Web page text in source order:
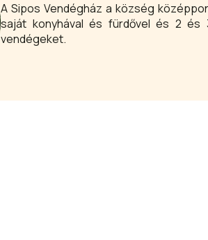
A Sipos Vendégház a község
saját konyhával és fürdővel és 2 és
vendégeket.